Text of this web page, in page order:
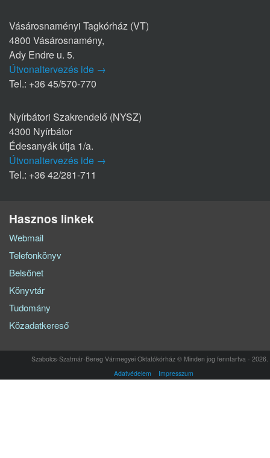
Vásárosnaményi Tagkórház (VT)
4800 Vásárosnamény,
Ady Endre u. 5.
Útvonaltervezés ide →
Tel.: +36 45/570-770
Nyírbátori Szakrendelő (NYSZ)
4300 Nyírbátor
Édesanyák útja 1/a.
Útvonaltervezés ide →
Tel.: +36 42/281-711
Hasznos linkek
Webmail
Telefonkönyv
Belsőnet
Könyvtár
Tudomány
Közadatkereső
Szabolcs-Szatmár-Bereg Vármegyei Oktatókórház © Minden jog fenntartva - 2026.
Adatvédelem
Impresszum